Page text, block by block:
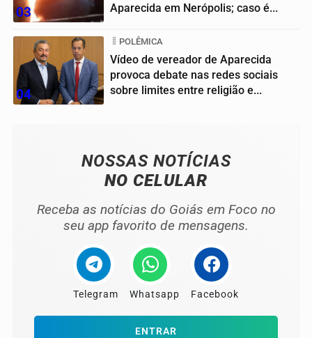
03
Aparecida em Nerópolis; caso é...
04
POLÊMICA
Vídeo de vereador de Aparecida
provoca debate nas redes sociais
sobre limites entre religião e...
NOSSAS NOTÍCIAS
NO CELULAR
Receba as notícias do Goiás em Foco no
seu app favorito de mensagens.
Telegram Whatsapp Facebook
ENTRAR